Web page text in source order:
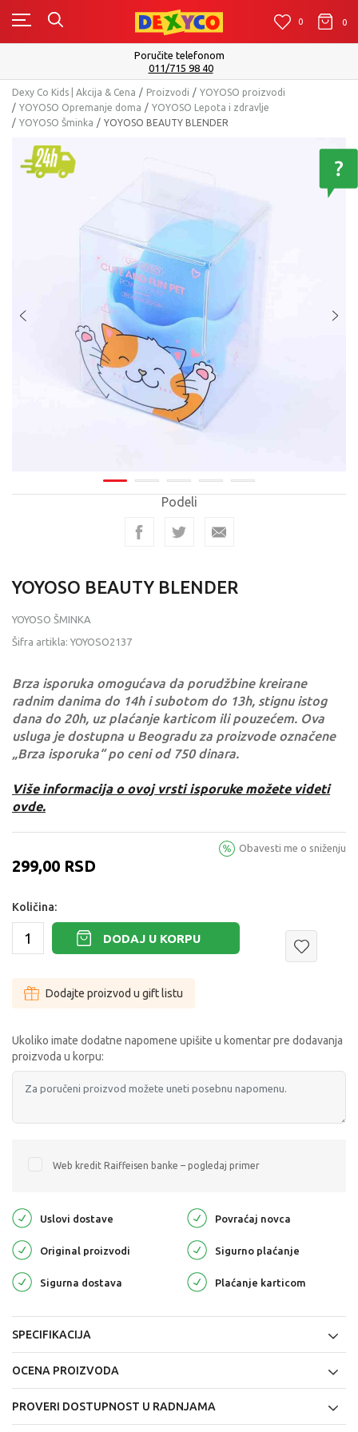
0 0 0
Poručite telefonom
011/715 98 40
Dexy Co Kids | Akcija & Cena Proizvodi
YOYOSO proizvodi
YOYOSO Opremanje doma
YOYOSO Lepota i zdravlje
YOYOSO Šminka
YOYOSO BEAUTY BLENDER
Podeli
YOYOSO BEAUTY BLENDER
YOYOSO ŠMINKA
Šifra artikla: YOYOSO2137
Brza isporuka omogućava da porudžbine kreirane
radnim danima do 14h i subotom do 13h, stignu istog
dana do 20h, uz plaćanje karticom ili pouzećem. Ova
usluga je dostupna u Beogradu za proizvode označene
„Brza isporuka“ po ceni od 750 dinara.
Više informacija o ovoj vrsti isporuke možete videti
ovde.
299,00 RSD
Obavesti me o sniženju
Količina:
DODAJ U KORPU
Dodajte proizvod u gift listu
Ukoliko imate dodatne napomene upišite u komentar pre dodavanja
proizvoda u korpu:
Web kredit Raiffeisen banke – pogledaj primer
Uslovi dostave Povraćaj novca
Original proizvodi Sigurno plaćanje
Sigurna dostava Plaćanje karticom
SPECIFIKACIJA
OCENA PROIZVODA
PROVERI DOSTUPNOST U RADNJAMA